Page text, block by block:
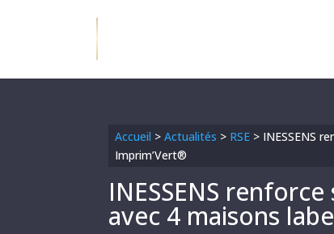
Accueil >Actualités > RSE > INESSENS
Imprim’Vert®
INESSENS
avec 4 maisons